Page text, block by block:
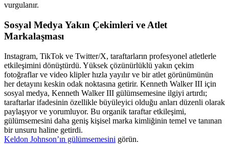
vurgulanır.
Sosyal Medya Yakın Çekimleri ve Atlet
Markalaşması
Instagram, TikTok ve Twitter/X, taraftarların profesyonel atletlerle
etkileşimini dönüştürdü. Yüksek çözünürlüklü yakın çekim
fotoğraflar ve video klipler hızla yayılır ve bir atlet görünümünün
her detayını keskin odak noktasına getirir. Kenneth Walker III için
sosyal medya, Kenneth Walker III gülümsemesine ilgiyi artırdı;
taraftarlar ifadesinin özellikle büyüleyici olduğu anları düzenli olarak
paylaşıyor ve yorumluyor. Bu organik taraftar etkileşimi,
gülümsemesini daha geniş kişisel marka kimliğinin temel ve tanınan
bir unsuru haline getirdi.
Keldon Johnson’ın gülümsemesini görün.